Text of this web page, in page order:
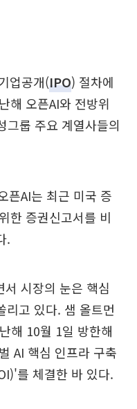
업공개(IPO) 절차에
해 오픈AI와 전방위
그룹 주요 계열사들의
픈AI는 최근 미국 증
한 증권신고서를 비
.
시장의 눈은 핵심
리고 있다. 샘 올트먼
해 10월 1일 방한해
AI 핵심 인프라 구축
를 체결한 바 있다.